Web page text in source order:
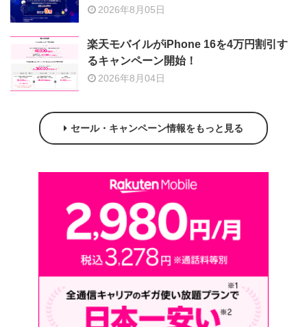
2026年8月05日
楽天モバイルがiPhone 16を4万円割引す
るキャンペーン開始！
2026年8月04日
セール・キャンペーン情報をもっと見る